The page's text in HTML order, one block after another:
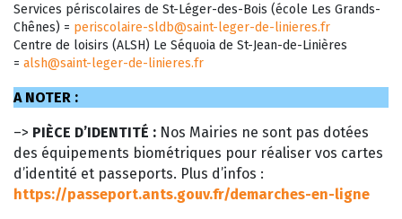
Services périscolaires de St-Léger-des-Bois (école Les Grands-
Chênes) = periscolaire-sldb@saint-leger-de-linieres.fr
Centre de loisirs (ALSH) Le Séquoia de St-Jean-de-Linières
= alsh@saint-leger-de-linieres.fr
A NOTER :
–> PIÈCE D’IDENTITÉ : Nos Mairies ne sont pas dotées
des équipements biométriques pour réaliser vos cartes
d’identité et passeports. Plus d’infos :
https://passeport.ants.gouv.fr/demarches-en-ligne